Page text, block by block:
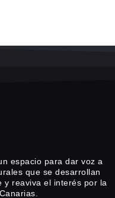
espacio para dar voz a
que se desarrollan
y reaviva el interés por la